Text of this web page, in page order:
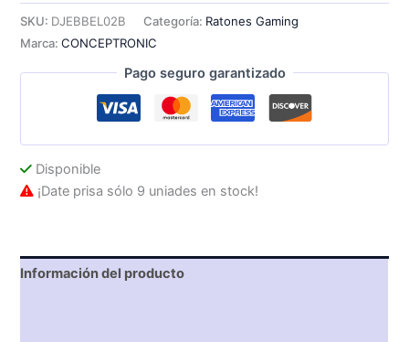
USB-
4000dpi
cantidad
SKU: DJEBBEL02B Categoría: Ratones Gaming
Marca:CONCEPTRONIC
Pago seguro garantizado
Disponible
¡Date prisa sólo 9 uniades en stock!
Información del producto